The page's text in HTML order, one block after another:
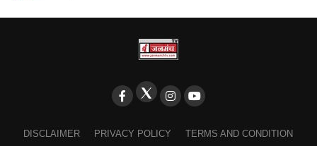
DISCLAIMER PRIVACY POLICY
TERMS AND CONDITION